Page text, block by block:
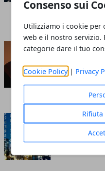
Consenso sui
Utilizziamo i cookie per
web e il nostro servizio.
categorie dare il tuo
Cookie Policy | Privacy
cos’è e
riguardo
Cosa
nella